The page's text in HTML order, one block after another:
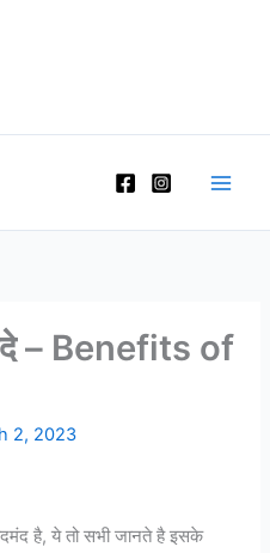
– Benefits of
2, 2023
है, ये तो सभी जानते है इसके